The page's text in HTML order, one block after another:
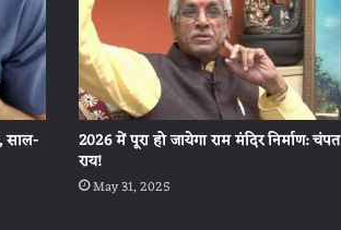
साल- 2026 में पूरा हो जायेगा राम मंदिर निर्माण: चंपत
राय!
May 31, 2025